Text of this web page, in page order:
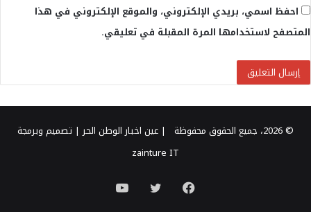
احفظ اسمي، بريدي الإلكتروني، والموقع الإلكتروني في هذا
المتصفح لاستخدامها المرة المقبلة في تعليقي.
© 2026، جميع الحقوق محفوظة | عين اخبار الوطن الحر| تصميم وبرمجة
zainture IT
فيسبوك تويتر